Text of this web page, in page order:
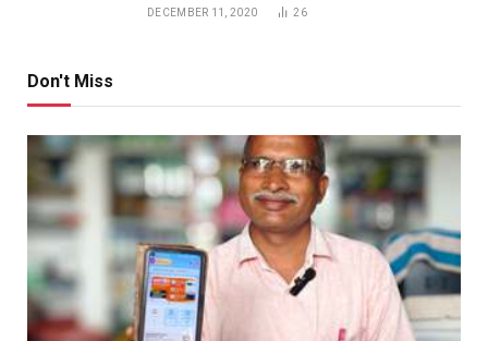
DECEMBER 11, 2020 26
Don't Miss